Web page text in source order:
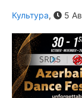
Культура, 5